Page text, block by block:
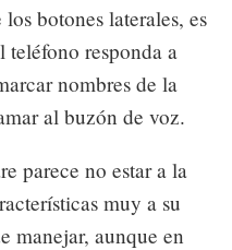
botones laterales, es
teléfono responda a
nombres de la
al buzón de voz.
parece no estar a la
muy a su
manejar, aunque en